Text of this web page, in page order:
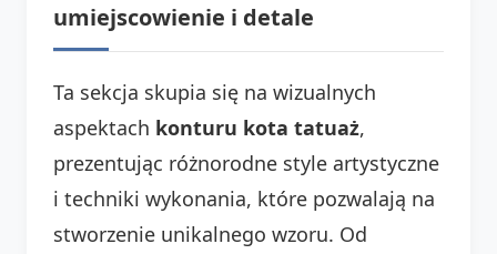
umiejscowienie i detale
Ta sekcja skupia się na wizualnych
aspektach konturu kota tatuaż,
prezentując różnorodne style artystyczne
i techniki wykonania, które pozwalają na
stworzenie unikalnego wzoru. Od